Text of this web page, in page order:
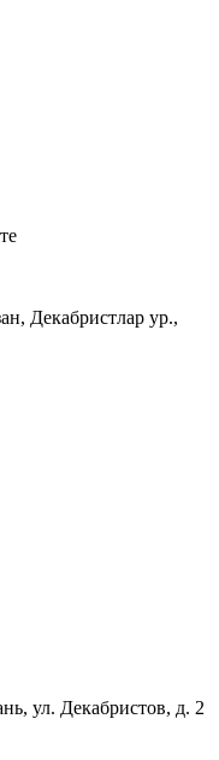
Декабристлар ур.,
ул. Декабристов, д. 2